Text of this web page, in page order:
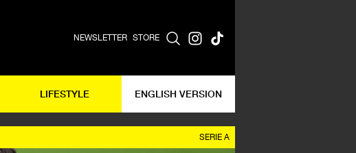
NEWSLETTER STORE
LIFESTYLE ENGLISH VERSION
SERIE A